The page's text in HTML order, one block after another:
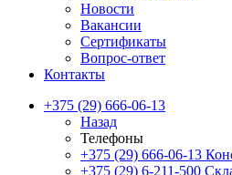
Новости
Вакансии
Сертификаты
Вопрос-ответ
Контакты
+375 (29) 666-06-13
Назад
Телефоны
+375 (29) 666-06-13
+375 (29) 6-211-500